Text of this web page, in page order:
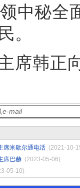
中秘全
。
席韩正
席米歇尔通电话 (2021-10-
席巴赫 (2023-05-06)
05-10)